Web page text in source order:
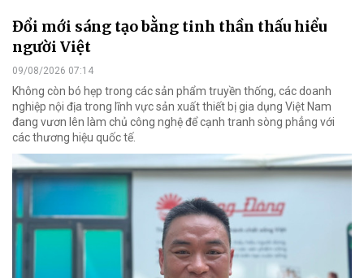
Đổi mới sáng tạo bằng tinh thần thấu hiểu
người Việt
09/08/2026 07:14
Không còn bó hẹp trong các sản phẩm truyền thống, các doanh
nghiệp nội địa trong lĩnh vực sản xuất thiết bị gia dụng Việt Nam
đang vươn lên làm chủ công nghệ để cạnh tranh sòng phẳng với
các thương hiệu quốc tế.